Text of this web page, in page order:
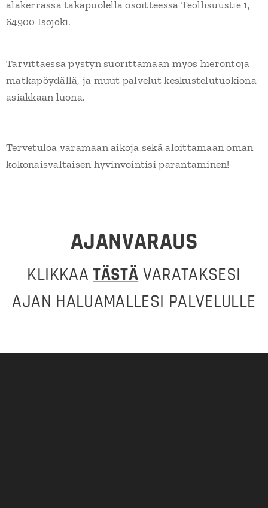
alakerrassa takapuolella osoitteessa Teollisuustie 1,
64900 Isojoki.
Tarvittaessa pystyn suorittamaan myös hierontoja
matkapöydällä, ja muut palvelut keskustelutuokiona
asiakkaan luona.
Tervetuloa varamaan aikoja sekä aloittamaan oman
kokonaisvaltaisen hyvinvointisi parantaminen!
AJANVARAUS
KLIKKAATÄSTÄ VARATAKSESI
AJAN HALUAMALLESI PALVELULLE